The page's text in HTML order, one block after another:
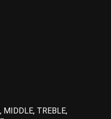
MIDDLE, TREBLE,